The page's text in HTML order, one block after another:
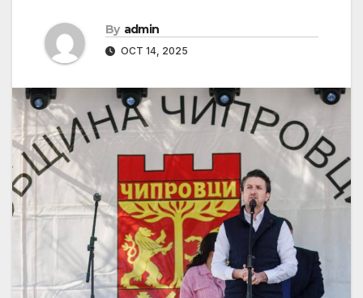
By admin
OCT 14, 2025